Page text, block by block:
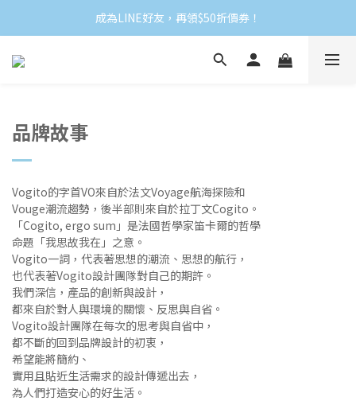
成為LINE好友，再領$50折價券！
品牌故事
Vogito的字首VO來自於法文Voyage航海探險和
Vouge潮流趨勢，後半部則來自於拉丁文Cogito。
「Cogito, ergo sum」是法國哲學家笛卡爾的哲學
命題「我思故我在」之意。
Vogito一詞，代表著思想的潮流、思想的航行，
也代表著Vogito設計團隊對自己的期許。
我們深信，產品的創新與設計，
都來自於對人與環境的關懷、反思與自省。
Vogito設計團隊在每次的思考與自省中，
都不斷的回到品牌設計的初衷，
希望能將簡約、
實用且貼近生活需求的設計傳遞出去，
為人們打造安心的好生活。